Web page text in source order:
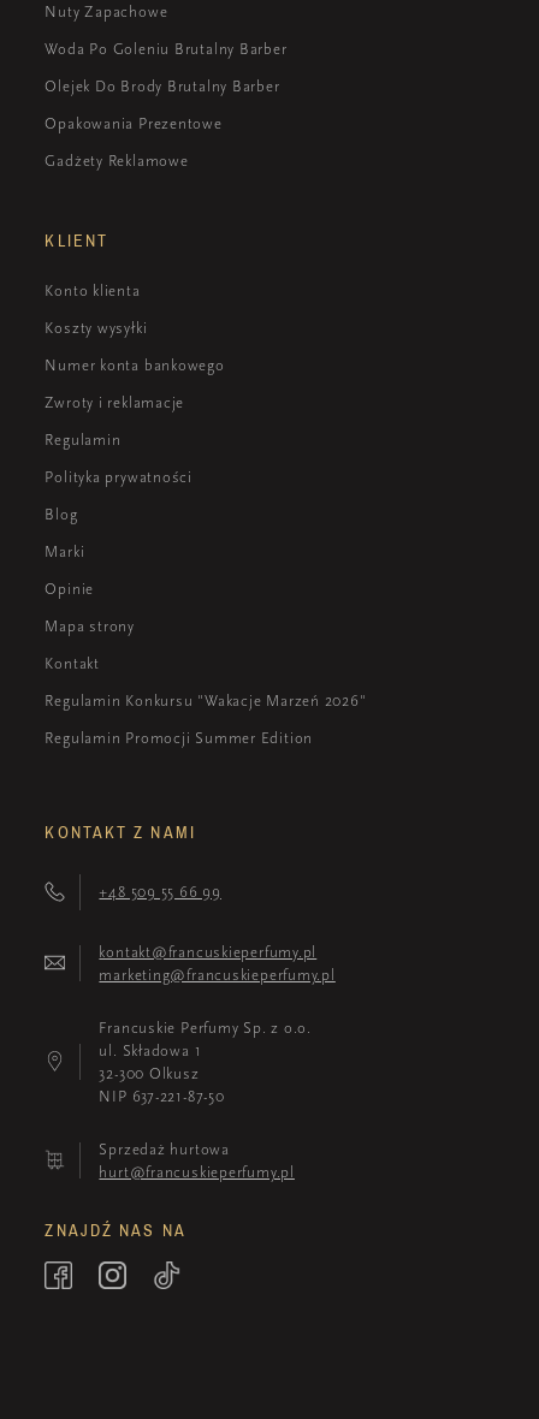
Nuty Zapachowe
Woda Po Goleniu Brutalny Barber
Olejek Do Brody Brutalny Barber
Opakowania Prezentowe
Gadżety Reklamowe
KLIENT
Konto klienta
Koszty wysyłki
Numer konta bankowego
Zwroty i reklamacje
Regulamin
Polityka prywatności
Blog
Marki
Opinie
Mapa strony
Kontakt
Regulamin Konkursu "Wakacje Marzeń 2026"
Regulamin Promocji Summer Edition
KONTAKT Z NAMI
+48 509 55 66 99
kontakt@francuskieperfumy.pl
marketing@francuskieperfumy.pl
Francuskie Perfumy Sp. z o.o.
ul. Składowa 1
32-300 Olkusz
NIP 637-221-87-50
Sprzedaż hurtowa
hurt@francuskieperfumy.pl
ZNAJDŹ NAS NA